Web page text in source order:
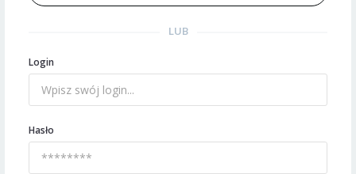
LUB
Login
Hasło